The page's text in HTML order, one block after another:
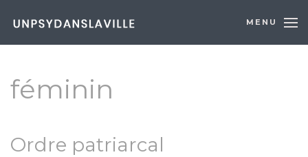
Skip to main content
MENU
féminin
Ordre patriarcal